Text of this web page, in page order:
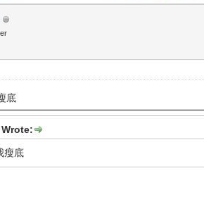
底
瘦底